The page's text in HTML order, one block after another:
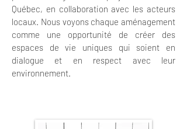
Québec, en collaboration avec les acteurs
locaux. Nous voyons chaque aménagement
comme une opportunité de créer des
espaces de vie uniques qui soient en
dialogue et en respect avec leur
environnement.